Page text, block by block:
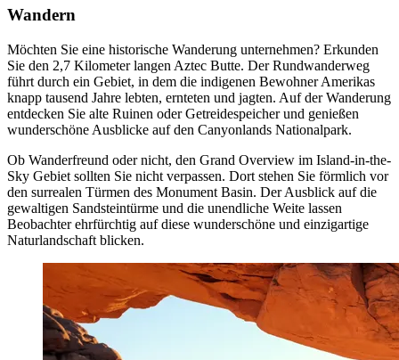
Wandern
Möchten Sie eine historische Wanderung unternehmen? Erkunden
Sie den 2,7 Kilometer langen Aztec Butte. Der Rundwanderweg
führt durch ein Gebiet, in dem die indigenen Bewohner Amerikas
knapp tausend Jahre lebten, ernteten und jagten. Auf der Wanderung
entdecken Sie alte Ruinen oder Getreidespeicher und genießen
wunderschöne Ausblicke auf den Canyonlands Nationalpark.
Ob Wanderfreund oder nicht, den Grand Overview im Island-in-the-
Sky Gebiet sollten Sie nicht verpassen. Dort stehen Sie förmlich vor
den surrealen Türmen des Monument Basin. Der Ausblick auf die
gewaltigen Sandsteintürme und die unendliche Weite lassen
Beobachter ehrfürchtig auf diese wunderschöne und einzigartige
Naturlandschaft blicken.